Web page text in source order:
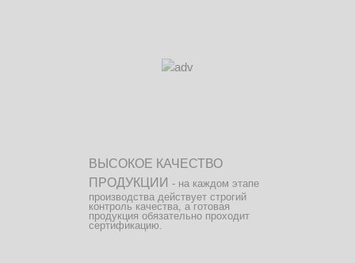
ВЫСОКОЕ КАЧЕСТВО
ПРОДУКЦИИ - на каждом этапе
производства действует строгий
контроль качества, а готовая
продукция обязательно проходит
сертификацию.